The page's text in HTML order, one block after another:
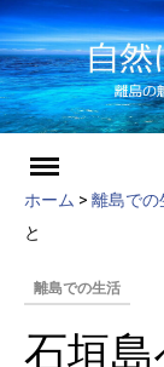
content
ホーム > 離島での
と
離島での生活
石垣